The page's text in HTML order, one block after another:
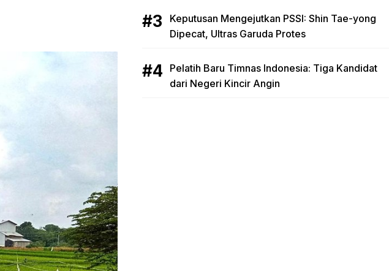
Keputusan Mengejutkan PSSI: Shin Tae-yong
Dipecat, Ultras Garuda Protes
Pelatih Baru Timnas Indonesia: Tiga Kandidat
dari Negeri Kincir Angin